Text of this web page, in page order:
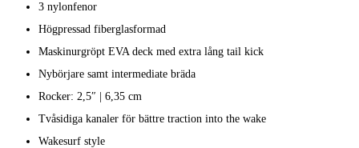
3 nylonfenor
Högpressad fiberglasformad
Maskinurgröpt EVA deck med extra lång tail kick
Nybörjare samt intermediate bräda
Rocker: 2,5″ | 6,35 cm
Tvåsidiga kanaler för bättre traction into the wake
Wakesurf style